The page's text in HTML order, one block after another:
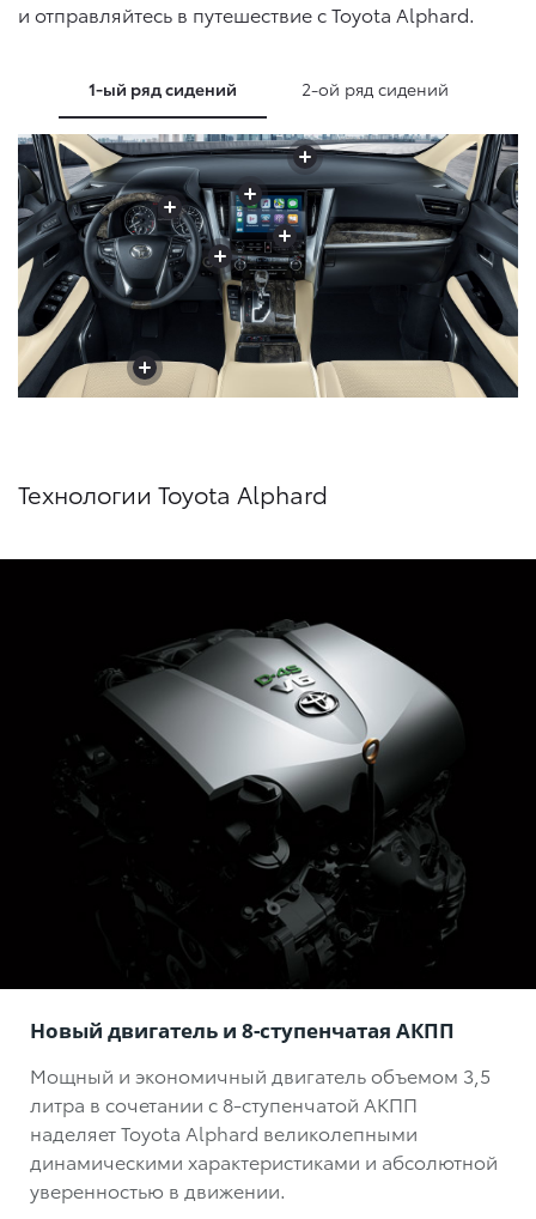
и отправляйтесь в путешествие с Toyota Alphard.
1-ый ряд сидений 2-ой ряд сидений
+
+
+
+
+
+
+
+
+
+ +
Технологии Toyota Alphard
Новый двигатель и 8-ступенчатая АКПП
Мощный и экономичный двигатель объемом 3,5
литра в сочетании с 8-ступенчатой АКПП
наделяет Toyota Alphard великолепными
динамическими характеристиками и абсолютной
уверенностью в движении.